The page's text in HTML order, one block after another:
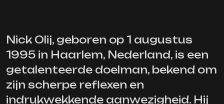
Nick Olij, geboren op 1 augustus
1995 in Haarlem, Nederland, is een
getalenteerde doelman, bekend om
zijn scherpe reflexen en
indrukwekkende aanwezigheid. Hij